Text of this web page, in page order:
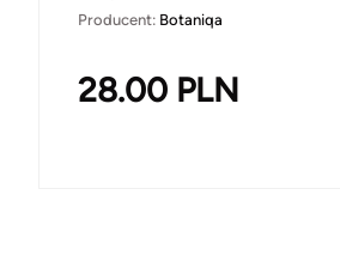
Producent: Botaniqa
28.00 PLN